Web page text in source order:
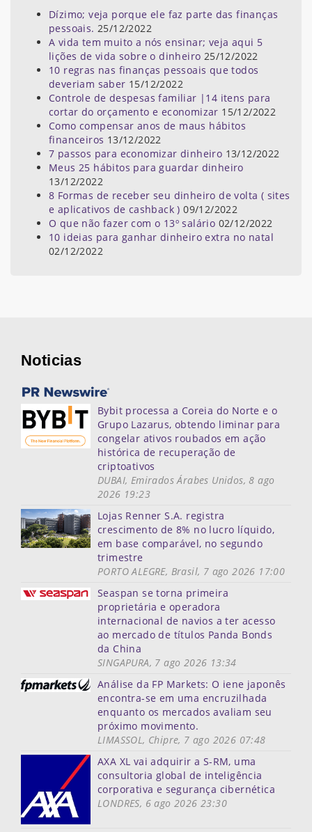
Dízimo; veja porque ele faz parte das finanças
pessoais. 25/12/2022
A vida tem muito a nós ensinar; veja aqui 5
lições de vida sobre o dinheiro 25/12/2022
10 regras nas finanças pessoais que todos
deveriam saber 15/12/2022
Controle de despesas familiar |14 itens para
cortar do orçamento e economizar 15/12/2022
Como compensar anos de maus hábitos
financeiros 13/12/2022
7 passos para economizar dinheiro 13/12/2022
Meus 25 hábitos para guardar dinheiro
13/12/2022
8 Formas de receber seu dinheiro de volta ( sites
e aplicativos de cashback ) 09/12/2022
O que não fazer com o 13º salário 02/12/2022
10 ideias para ganhar dinheiro extra no natal
02/12/2022
Noticias
Bybit processa a Coreia do Norte e o
Grupo Lazarus, obtendo liminar para
congelar ativos roubados em ação
histórica de recuperação de
criptoativos
DUBAI, Emirados Árabes Unidos, 8 ago
2026 19:23
Lojas Renner S.A. registra
crescimento de 8% no lucro líquido,
em base comparável, no segundo
trimestre
PORTO ALEGRE, Brasil, 7 ago 2026 17:00
Seaspan se torna primeira
proprietária e operadora
internacional de navios a ter acesso
ao mercado de títulos Panda Bonds
da China
SINGAPURA, 7 ago 2026 13:34
Análise da FP Markets: O iene japonês
encontra-se em uma encruzilhada
enquanto os mercados avaliam seu
próximo movimento.
LIMASSOL, Chipre, 7 ago 2026 07:48
AXA XL vai adquirir a S-RM, uma
consultoria global de inteligência
corporativa e segurança cibernética
LONDRES, 6 ago 2026 23:30